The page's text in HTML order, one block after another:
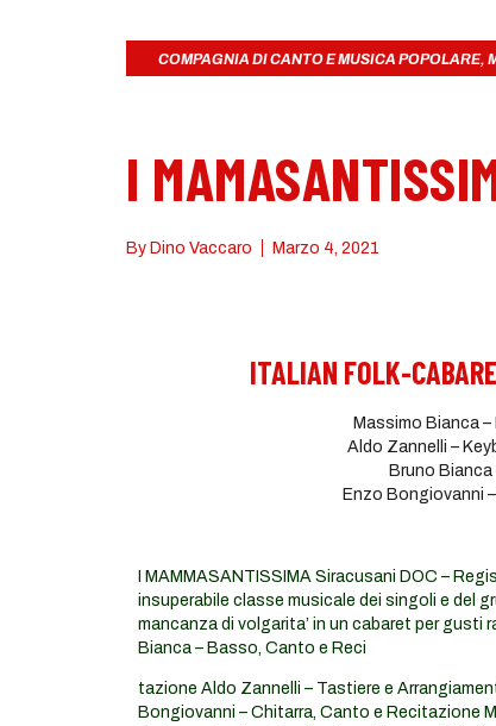
COMPAGNIA DI CANTO E MUSICA POPOLARE,
I
By Dino Vaccaro Marzo 4, 2021
ITALIAN FOLK-
Massimo Bianca
Aldo Zannelli –
Bruno
Enzo Bongiovanni
I MAMMASANTISSIMA Siracusani DOC –
insuperabile classe musicale dei singoli e del
mancanza di volgarita’ in un cabaret per
Bianca – Basso, Canto e Reci
tazione Aldo Zannelli – Tastiere e
Bongiovanni – Chitarra, Canto e Recitazione